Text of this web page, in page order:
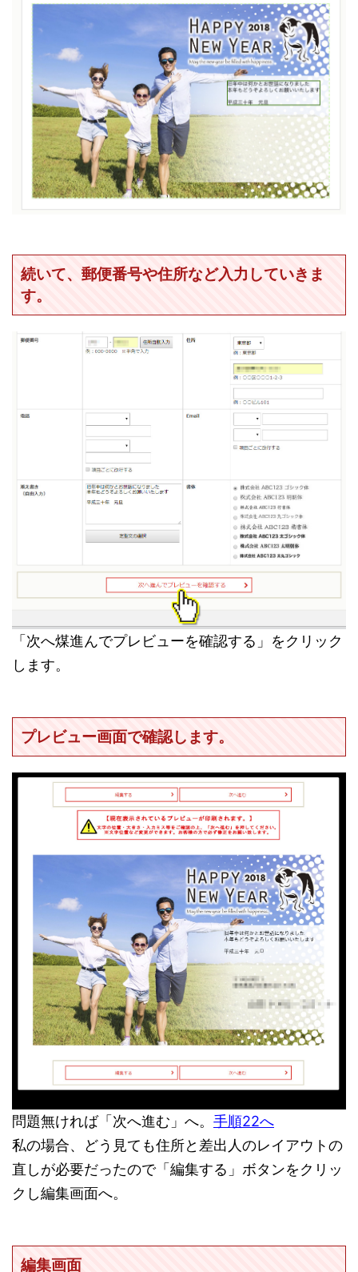
続いて、郵便番号や住所など入力していきま
す。
「次へ煤進んでプレビューを確認する」をクリック
します。
プレビュー画面で確認します。
問題無ければ「次へ進む」へ。 手順22へ
私の場合、どう見ても住所と差出人のレイアウトの
直しが必要だったので「編集する」ボタンをクリッ
クし編集画面へ。
編集画面